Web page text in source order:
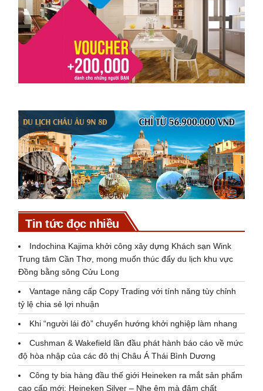
Tin tức đọc nhiều
Indochina Kajima khởi công xây dựng Khách sạn Wink
Trung tâm Cần Thơ, mong muốn thúc đẩy du lịch khu vực
Đồng bằng sông Cửu Long
Vantage nâng cấp Copy Trading với tính năng tùy chỉnh
tỷ lệ chia sẻ lợi nhuận
Khi “người lái đò” chuyển hướng khởi nghiệp làm nhang
Cushman & Wakefield lần đầu phát hành báo cáo về mức
độ hòa nhập của các đô thị Châu Á Thái Bình Dương
Công ty bia hàng đầu thế giới Heineken ra mắt sản phẩm
cao cấp mới: Heineken Silver – Nhẹ êm mà đậm chất